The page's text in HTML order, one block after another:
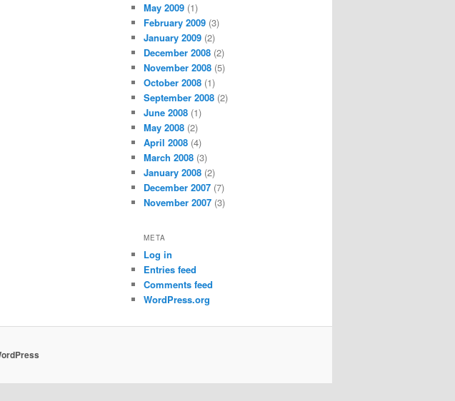
May 2009 (1)
February 2009 (3)
January 2009 (2)
December 2008 (2)
November 2008 (5)
October 2008 (1)
September 2008 (2)
June 2008 (1)
May 2008 (2)
April 2008 (4)
March 2008 (3)
January 2008 (2)
December 2007 (7)
November 2007 (3)
META
Log in
Entries feed
Comments feed
WordPress.org